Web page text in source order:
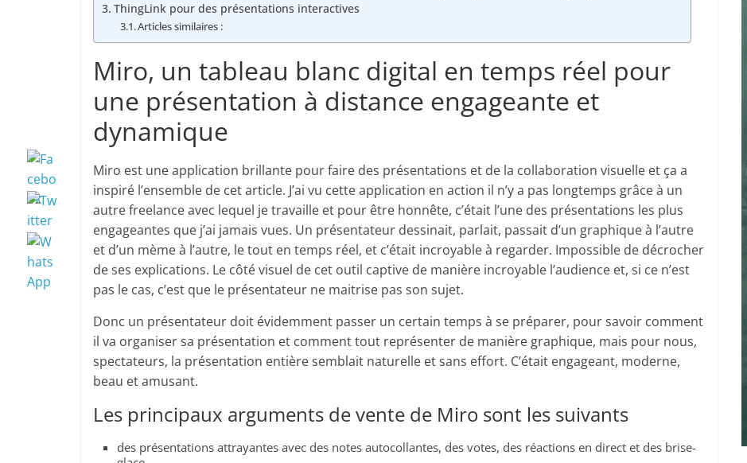
ThingLink pour des présentations interactives
Articles similaires :
Miro, un tableau blanc digital en temps réel pour
une présentation à distance engageante et
dynamique
Miro est une application brillante pour faire des présentations et de la collaboration visuelle et ça a
inspiré l’ensemble de cet article. J’ai vu cette application en action il n’y a pas longtemps grâce à un
autre freelance avec lequel je travaille et pour être honnête, c’était l’une des présentations les plus
engageantes que j’ai jamais vues. Un présentateur dessinait, parlait, passait d’un graphique à l’autre
et d’un mème à l’autre, le tout en temps réel, et c’était incroyable à regarder. Impossible de décrocher
de ses explications. Le côté visuel de cet outil captive de manière incroyable l’audience et, si ce n’est
pas le cas, c’est que le présentateur ne maitrise pas son sujet.
Donc un présentateur doit évidemment passer un certain temps à se préparer, pour savoir comment
il va organiser sa présentation et comment tout représenter de manière graphique, mais pour nous,
spectateurs, la présentation entière semblait naturelle et sans effort. C’était engageant, moderne,
beau et amusant.
Les principaux arguments de vente de Miro sont les suivants
des présentations attrayantes avec des notes autocollantes, des votes, des réactions en direct et des brise-